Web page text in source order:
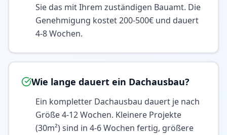
Sie das mit Ihrem zuständigen Bauamt. Die
Genehmigung kostet 200-500€ und dauert
4-8 Wochen.
Wie lange dauert ein Dachausbau?
Ein kompletter Dachausbau dauert je nach
Größe 4-12 Wochen. Kleinere Projekte
(30m²) sind in 4-6 Wochen fertig, größere